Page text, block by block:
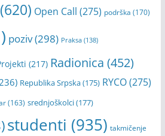
(620) Open Call (275) podrška (170)
poziv(298) Praksa(138)
(217) Radionica (452)
Republika Srpska(175) RYCO(275)
(163) srednjoškolci(177)
studenti (935) takmičenje